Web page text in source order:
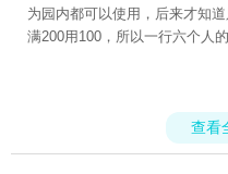
为园内都可以使用，后来才知
满200用100，所以一行六个人
查看